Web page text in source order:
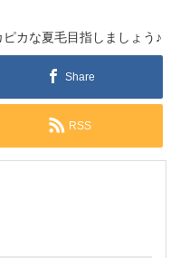
カな夏毛目指しましょう♪
Share
RSS